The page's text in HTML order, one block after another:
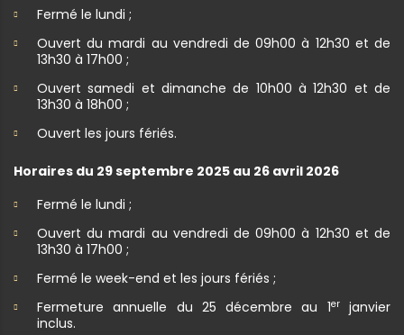
Fermé le lundi ;
Ouvert du mardi au vendredi de 09h00 à 12h30 et de
13h30 à 17h00 ;
Ouvert samedi et dimanche de 10h00 à 12h30 et de
13h30 à 18h00 ;
Ouvert les jours fériés.
Horaires du 29 septembre 2025 au 26 avril 2026
Fermé le lundi ;
Ouvert du mardi au vendredi de 09h00 à 12h30 et de
13h30 à 17h00 ;
Fermé le week-end et les jours fériés ;
Fermeture annuelle du 25 décembre au 1erjanvier
inclus.